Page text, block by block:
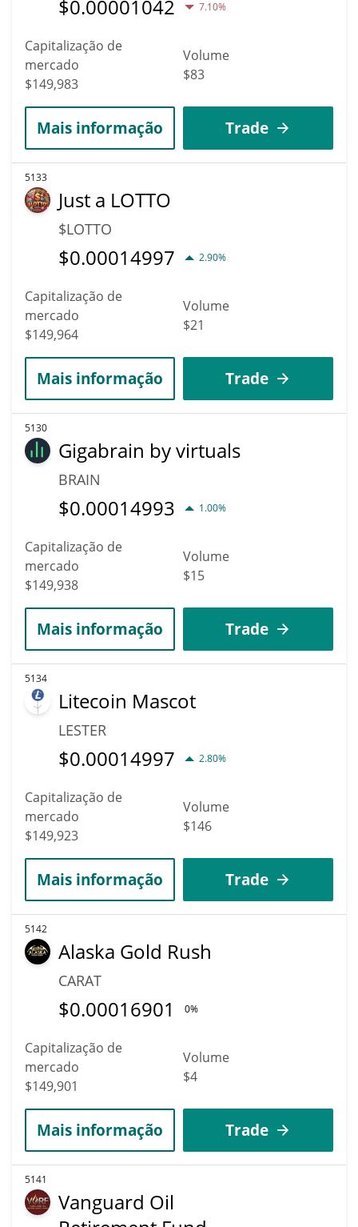
$0.00001042 7.10%
Capitalização de
mercado
$149,983
Volume
$83
Mais informação Trade
5133
Just a LOTTO
$LOTTO
$0.00014997 2.90%
Capitalização de
mercado
$149,964
Volume
$21
Mais informação Trade
5130
Gigabrain by virtuals
BRAIN
$0.00014993 1.00%
Capitalização de
mercado
$149,938
Volume
$15
Mais informação Trade
5134
Litecoin Mascot
LESTER
$0.00014997 2.80%
Capitalização de
mercado
$149,923
Volume
$146
Mais informação Trade
5142
Alaska Gold Rush
CARAT
$0.00016901 0%
Capitalização de
mercado
$149,901
Volume
$4
Mais informação Trade
5141
Vanguard Oil